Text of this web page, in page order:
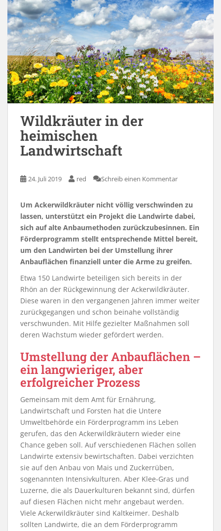
Wildkräuter in der
heimischen
Landwirtschaft
24. Juli 2019 red Schreib einen Kommentar
Um Ackerwildkräuter nicht völlig verschwinden zu
lassen, unterstützt ein Projekt die Landwirte dabei,
sich auf alte Anbaumethoden zurückzubesinnen. Ein
Förderprogramm stellt entsprechende Mittel bereit,
um den Landwirten bei der Umstellung ihrer
Anbauflächen finanziell unter die Arme zu greifen.
Etwa 150 Landwirte beteiligen sich bereits in der
Rhön an der Rückgewinnung der Ackerwildkräuter.
Diese waren in den vergangenen Jahren immer weiter
zurückgegangen und schon beinahe vollständig
verschwunden. Mit Hilfe gezielter Maßnahmen soll
deren Wachstum wieder gefördert werden.
Umstellung der Anbauflächen –
ein langwieriger, aber
erfolgreicher Prozess
Gemeinsam mit dem Amt für Ernährung,
Landwirtschaft und Forsten hat die Untere
Umweltbehörde ein Förderprogramm ins Leben
gerufen, das den Ackerwildkräutern wieder eine
Chance geben soll. Auf verschiedenen Flächen sollen
Landwirte extensiv bewirtschaften. Dabei verzichten
sie auf den Anbau von Mais und Zuckerrüben,
sogenannten Intensivkulturen. Aber Klee-Gras und
Luzerne, die als Dauerkulturen bekannt sind, dürfen
auf diesen Flächen nicht mehr angebaut werden.
Viele Ackerwildkräuter sind Kaltkeimer. Deshalb
sollten Landwirte, die an dem Förderprogramm